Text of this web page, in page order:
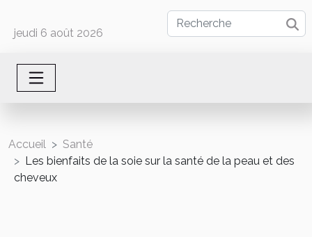
jeudi 6 août 2026
Accueil
Santé
Les bienfaits de la soie sur la santé de la peau et des
cheveux